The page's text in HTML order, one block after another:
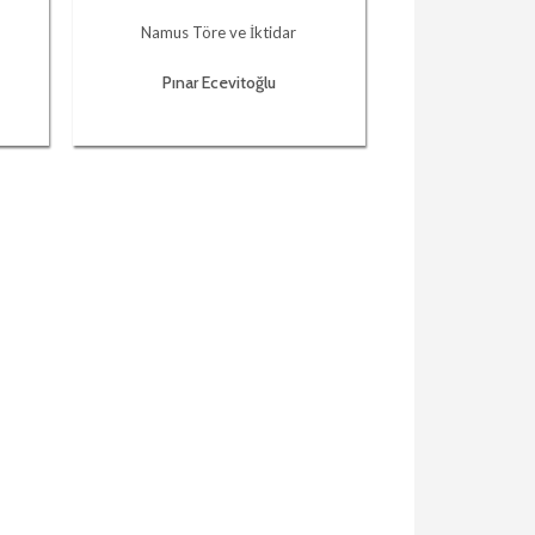
Namus Töre ve İktidar
Pınar Ecevitoğlu